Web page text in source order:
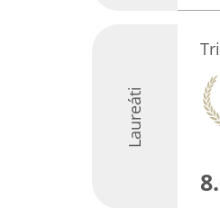
Laureáti